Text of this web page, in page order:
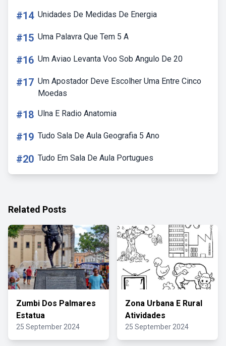
#14 Unidades De Medidas De Energia
#15 Uma Palavra Que Tem 5 A
#16 Um Aviao Levanta Voo Sob Angulo De 20
#17 Um Apostador Deve Escolher Uma Entre Cinco
Moedas
#18 Ulna E Radio Anatomia
#19 Tudo Sala De Aula Geografia 5 Ano
#20 Tudo Em Sala De Aula Portugues
Related Posts
Zumbi Dos Palmares
Estatua
25 September 2024
Zona Urbana E Rural
Atividades
25 September 2024